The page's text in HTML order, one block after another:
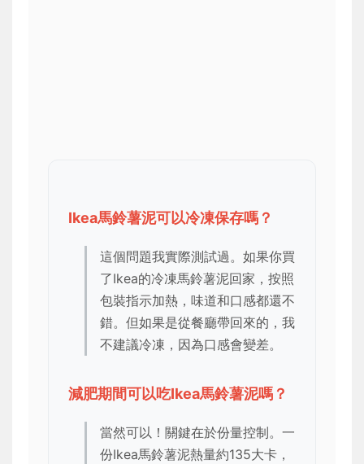
Ikea馬鈴薯泥可以冷凍保存嗎？
這個問題我實際測試過。如果你買
了Ikea的冷凍馬鈴薯泥回家，按照
包裝指示加熱，味道和口感都還不
錯。但如果是從餐廳帶回來的，我
不建議冷凍，因為口感會變差。
減肥期間可以吃Ikea馬鈴薯泥嗎？
當然可以！關鍵在於份量控制。一
份Ikea馬鈴薯泥熱量約135大卡，